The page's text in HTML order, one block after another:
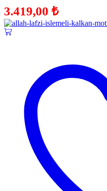
3.419,00 ₺